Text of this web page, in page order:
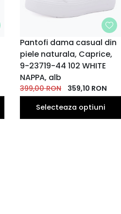
MARIME
36
EU
37
EU
37.5
EU
38
EU
38.5
EU
39
EU
40
Pantofi dama casual din
piele naturala, Caprice,
9-23719-44 102 WHITE
NAPPA, alb
399,00RON 359,10 RON
Selecteaza optiuni